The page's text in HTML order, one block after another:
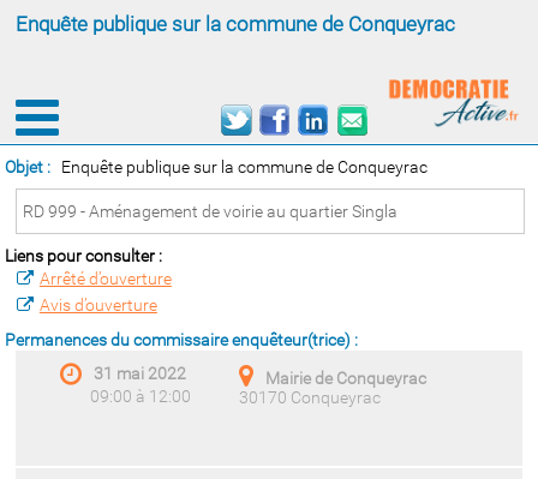
Enquête publique sur la commune de Conqueyrac
Objet : Enquête publique sur la commune de Conqueyrac
RD 999 - Aménagement de voirie au quartier Singla
Liens pour consulter :
Arrêté d’ouverture
Avis d’ouverture
Permanences du commissaire enquêteur(trice) :
31 mai 2022
09:00 à 12:00
Mairie de Conqueyrac
30170 Conqueyrac